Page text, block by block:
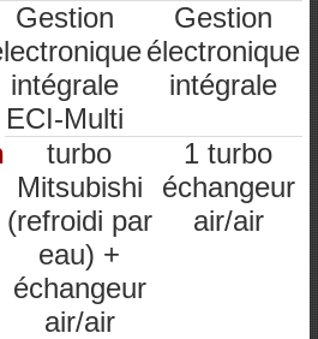
Gestion
intégrale
ECI-Multi
Gestion
électronique
intégrale
turbo
Mitsubishi
(refroidi par
eau) +
échangeur
air/air
1 turbo
échangeur
air/air